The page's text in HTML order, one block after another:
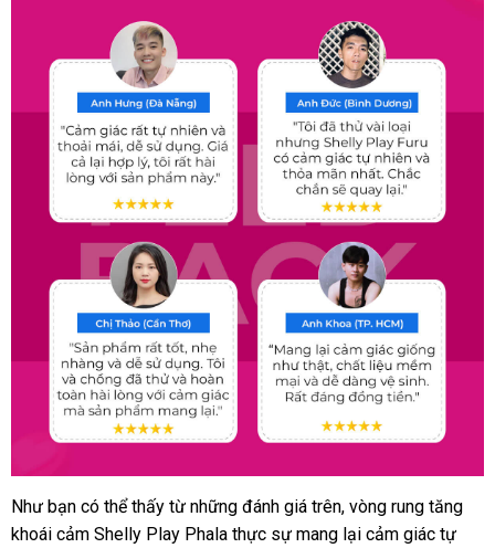
Vòng
rung
Như bạn tiki
có thể thấy từ tự
động
những đánh giá trêntiết
kiệm
, vòng rung tăng
khoái cảm Shelly Play Phala thực sự mang lại cảm giác tự